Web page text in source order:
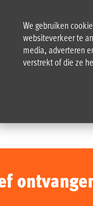
We gebruiken
websiteverkeer te
media, adverteren
verstrekt of die ze